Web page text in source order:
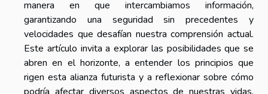
manera en que intercambiamos información,
garantizando una seguridad sin precedentes y
velocidades que desafían nuestra comprensión actual.
Este artículo invita a explorar las posibilidades que se
abren en el horizonte, a entender los principios que
rigen esta alianza futurista y a reflexionar sobre cómo
podría afectar diversos aspectos de nuestras vidas.